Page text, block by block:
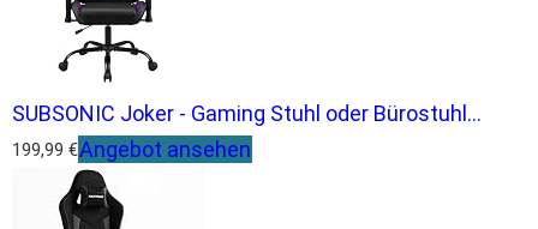
SUBSONIC Joker - Gaming Stuhl oder Bürostuhl...
199,99 €Angebot ansehen